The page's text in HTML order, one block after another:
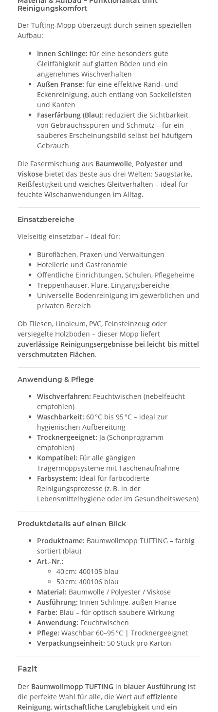
Reinigungskomfort
Der Tufting-Mopp überzeugt durch seinen speziellen
Aufbau:
Innen Schlinge: für eine besonders gute
Gleitfähigkeit auf glatten Böden und ein
angenehmes Wischverhalten
Außen Franse: für eine effektive Rand- und
Eckenreinigung, auch entlang von Sockelleisten
und Kanten
Faserfärbung (Blau): reduziert die Sichtbarkeit
von Gebrauchsspuren und Schmutz – für ein
sauberes Erscheinungsbild selbst bei häufigem
Gebrauch
Die Fasermischung aus Baumwolle, Polyester und
Viskose bietet das Beste aus drei Welten: Saugstärke,
Reißfestigkeit und weiches Gleitverhalten – ideal für
feuchte Wischanwendungen im Alltag.
Einsatzbereiche
Vielseitig einsetzbar – ideal für:
Büroflächen, Praxen und Verwaltungen
Hotellerie und Gastronomie
Öffentliche Einrichtungen, Schulen, Pflegeheime
Treppenhäuser, Flure, Eingangsbereiche
Universelle Bodenreinigung im gewerblichen und
privaten Bereich
Ob Fliesen, Linoleum, PVC, Feinsteinzeug oder
versiegelte Holzböden – dieser Mopp liefert
zuverlässige Reinigungsergebnisse bei leicht bis mittel
verschmutzten Flächen.
Anwendung & Pflege
Wischverfahren: Feuchtwischen (nebelfeucht
empfohlen)
Waschbarkeit: 60 °C bis 95 °C – ideal zur
hygienischen Aufbereitung
Trocknergeeignet: Ja (Schonprogramm
empfohlen)
Kompatibel: Für alle gängigen
Trägermoppsysteme mit Taschenaufnahme
Farbsystem: Ideal für farbcodierte
Reinigungsprozesse (z. B. in der
Lebensmittelhygiene oder im Gesundheitswesen)
Produktdetails auf einen Blick
Produktname: Baumwollmopp TUFTING – farbig
sortiert (blau)
Art.-Nr.:
40 cm: 400105 blau
50 cm: 400106 blau
Material: Baumwolle / Polyester / Viskose
Ausführung: Innen Schlinge, außen Franse
Farbe: Blau – für optisch saubere Wirkung
Anwendung: Feuchtwischen
Pflege: Waschbar 60–95 °C | Trocknergeeignet
Verpackungseinheit: 50 Stück pro Karton
Fazit
Der Baumwollmopp TUFTING in blauer Ausführung ist
die perfekte Wahl für alle, die Wert aufeffiziente
Reinigung, wirtschaftliche Langlebigkeit und ein